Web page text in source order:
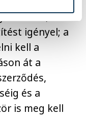
alkotást, az
igényel; a
kell a
át a
és a
is meg kell